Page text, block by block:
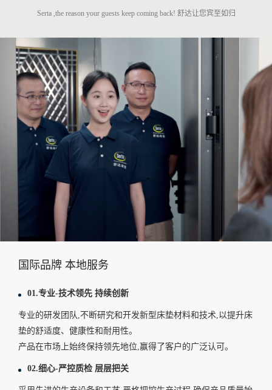
Serta ,the reason your guests keep coming back! 舒达让您宾至如归
国际品牌 本地服务
01.专业-技术领先 持续创新
专业的研发团队,不断研究和开发新型床垫材料和技术,以提升床
垫的舒适度、健康性和耐用性。
产品在市场上始终保持领先地位,赢得了客户的广泛认可。
02.细心-严控质检 层层把关